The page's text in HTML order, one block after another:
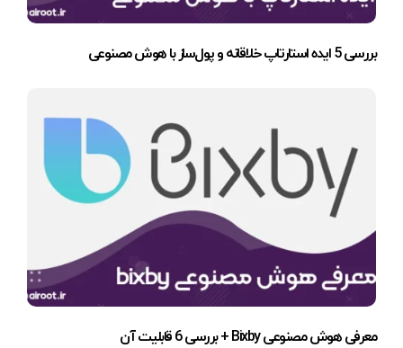
بررسی 5 ایده استارتاپ خلاقانه و پول‌ساز با هوش مصنوعی
معرفی هوش مصنوعی Bixby + بررسی 6 قابلیت آن